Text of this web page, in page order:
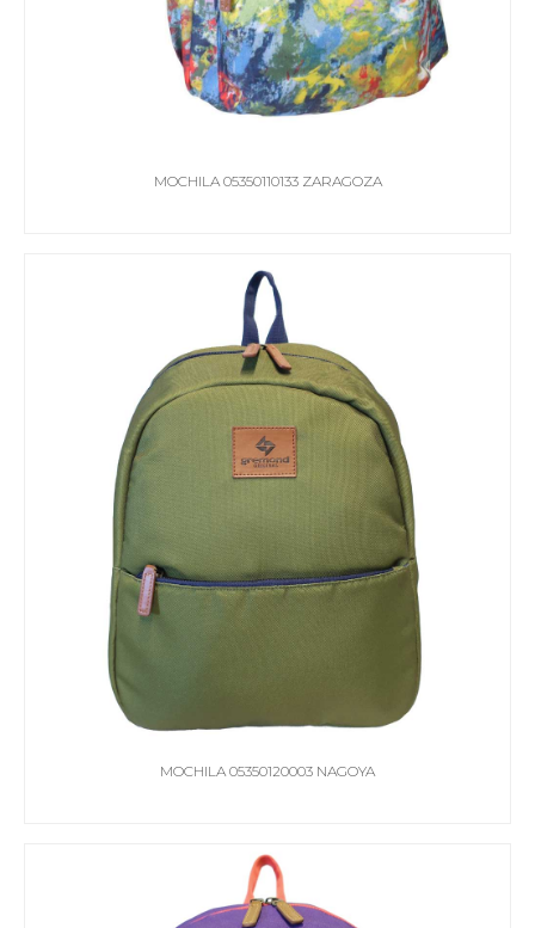
MOCHILA 05350110133 ZARAGOZA
MOCHILA 05350120003 NAGOYA